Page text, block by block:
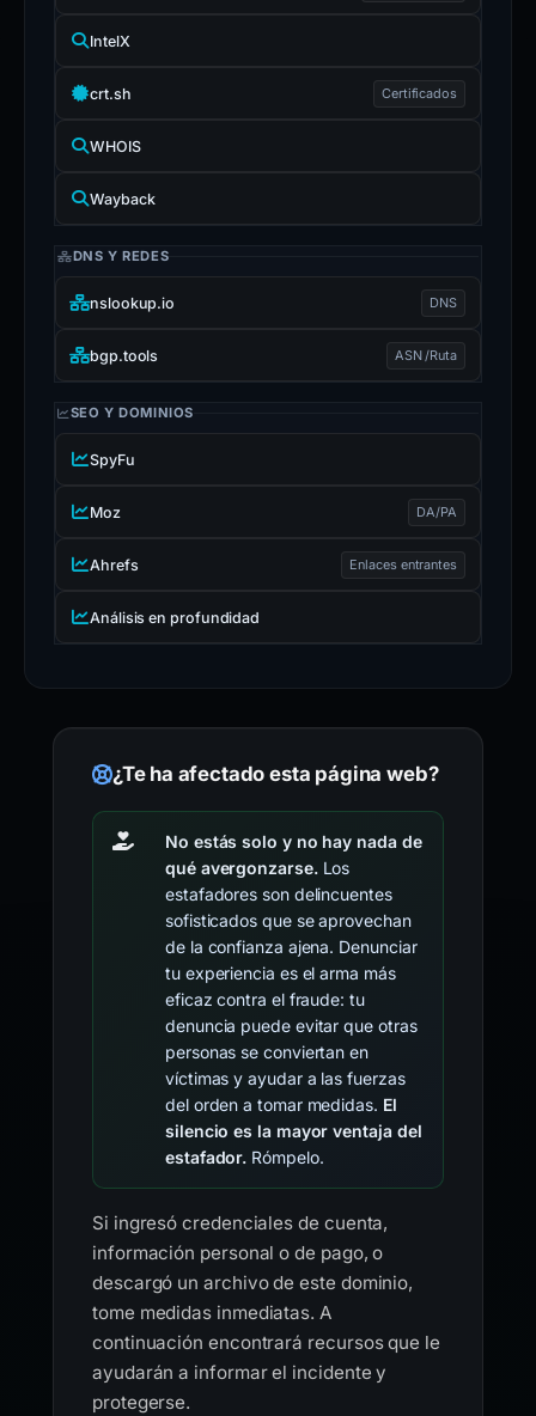
IntelX
crt.sh Certificados
WHOIS
Wayback
DNS Y REDES
nslookup.io DNS
bgp.tools ASN /Ruta
SEO Y DOMINIOS
SpyFu
Moz DA/PA
Ahrefs Enlaces entrantes
Análisis en profundidad
¿Te ha afectado esta página web?
No estás solo y no hay nada de
qué avergonzarse.Los
estafadores son delincuentes
sofisticados que se aprovechan
de la confianza ajena. Denunciar
tu experiencia es el arma más
eficaz contra el fraude: tu
denuncia puede evitar que otras
personas se conviertan en
víctimas y ayudar a las fuerzas
del orden a tomar medidas. El
silencio es la mayor ventaja del
estafador. Rómpelo.
Si ingresó credenciales de cuenta,
información personal o de pago, o
descargó un archivo de este dominio,
tome medidas inmediatas. A
continuación encontrará recursos que le
ayudarán a informar el incidente y
protegerse.